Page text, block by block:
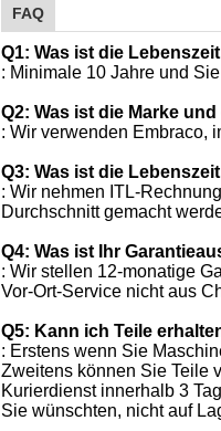
Q1: Was ist die
: Minimale 10 Jahre und
Q2: Was ist die Marke
Q3: Was ist die
Durchschnitt gemacht
Q4: Was ist Ihr
Vor-Ort-Service nicht aus
Q5: Kann ich Teile
Zweitens können Sie Teile
Kurierdienst innerhalb 3
Sie wünschten, nicht auf
Schlagworte: